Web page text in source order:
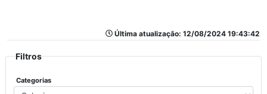
Última atualização: 12/08/2024 19:43:42
Filtros
Categorias